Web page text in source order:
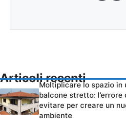
Articoli recenti
Moltiplicare lo spazio in
balcone stretto: l’errore
evitare per creare un
ambiente